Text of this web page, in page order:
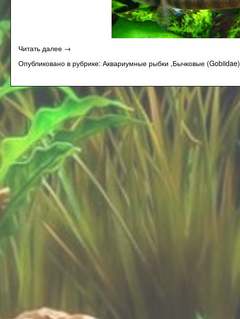
Читать далее «Бычок-
«st01»,
sp.
«st01»,
Orange-
fin
stiphodon)»
→
Опубликовано в рубрике: Аквариумные рыбки ,Бычковые (Gobiidae)